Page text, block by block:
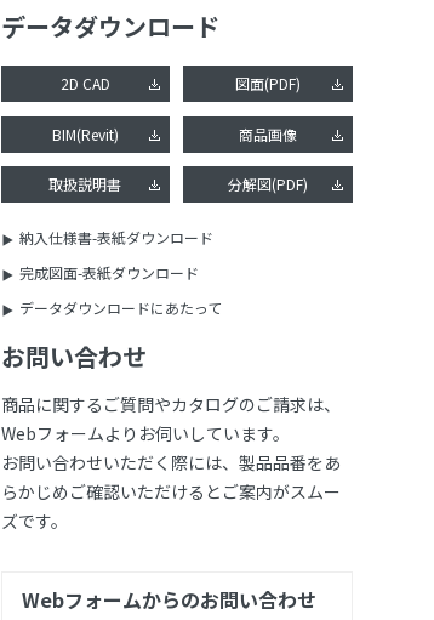
データダウンロード
2D CAD 図面(PDF)
BIM(Revit) 商品画像
取扱説明書 分解図(PDF)
納入仕様書-表紙ダウンロード
完成図面-表紙ダウンロード
データダウンロードにあたって
お問い合わせ
商品に関するご質問やカタログのご請求は、
Webフォームよりお伺いしています。
お問い合わせいただく際には、製品品番をあ
らかじめご確認いただけるとご案内がスムー
ズです。
Webフォームからのお問い合わせ